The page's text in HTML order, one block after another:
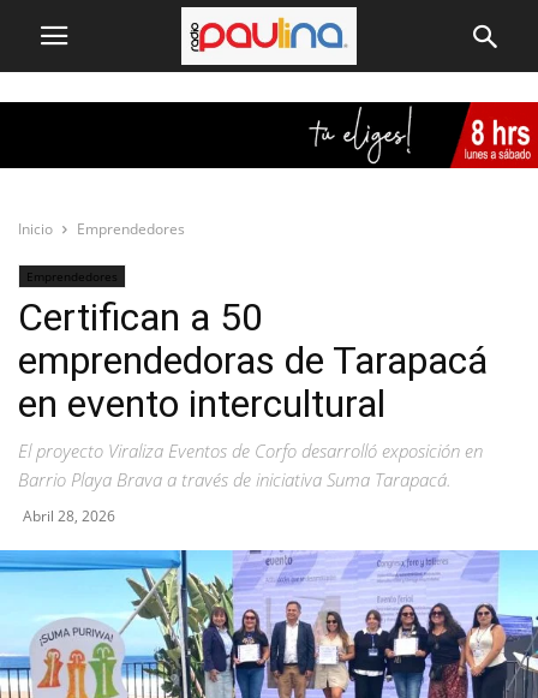
Inicio Emprendedores
Emprendedores
Certifican a 50
emprendedoras de Tarapacá
en evento intercultural
El proyecto Viraliza Eventos de Corfo desarrolló exposición en
Barrio Playa Brava a través de iniciativa Suma Tarapacá.
Abril 28, 2026